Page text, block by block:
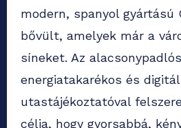
modern, spanyol gyártású
bővült, amelyek már a
síneket. Az
energiatakarékos és
utastájékoztatóval
célja, hogy gyorsabbá,